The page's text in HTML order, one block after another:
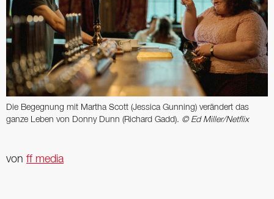
Die Begegnung mit Martha Scott (Jessica Gunning) verändert das
ganze Leben von Donny Dunn (Richard Gadd). © Ed Miller/Netflix
von ff media